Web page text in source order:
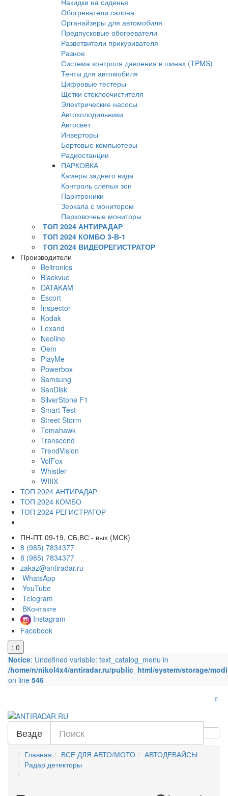
Накидки на сиденья
Обогреватели салона
Органайзеры для автомобиля
Предпусковые обогреватели
Разветвители прикуривателя
Разное
Система контроля давления в шинах (TPMS)
Тенты для автомобиля
Цифровые тестеры
Щетки стеклоочистителя
Электрические насосы
Автохолодильники
Автосвет
Инверторы
Бортовые компьютеры
Радиостанции
ПАРКОВКА
Камеры заднего вида
Контроль слепых зон
Парктроники
Зеркала с монитором
Парковочные мониторы
ТОП 2024 АНТИРАДАР
ТОП 2024 КОМБО 3-В-1
ТОП 2024 ВИДЕОРЕГИСТРАТОР
Производители
Beltronics
Blackvue
DATAKAM
Escort
Inspector
Kodak
Lexand
Neoline
Oem
PlayMe
Powerbox
Samsung
SanDisk
SilverStone F1
Smart Test
Street Storm
Tomahawk
Transcend
TrendVision
VolFox
Whistler
WIIIX
ТОП 2024 АНТИРАДАР
ТОП 2024 КОМБО
ТОП 2024 РЕГИСТРАТОР
ПН-ПТ 09-19, СБ,ВС - вых (МСК)
8 (985) 7834377
8 (985) 7834377
zakaz@antiradar.ru
WhatsApp
YouTube
Telegram
ВКонтакте
Instagram
Facebook
: 0
Notice: Undefined variable: text_catalog_menu in
/home/n/nikol4x4/antiradar.ru/public_html/system/storage/
on line 546
0
Везде
Главная ВСЕ ДЛЯ АВТО/МОТО
АВТОДЕВАЙСЫ
Радар детекторы